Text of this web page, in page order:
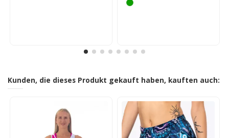
Kunden, die dieses Produkt gekauft haben, kauften auch: